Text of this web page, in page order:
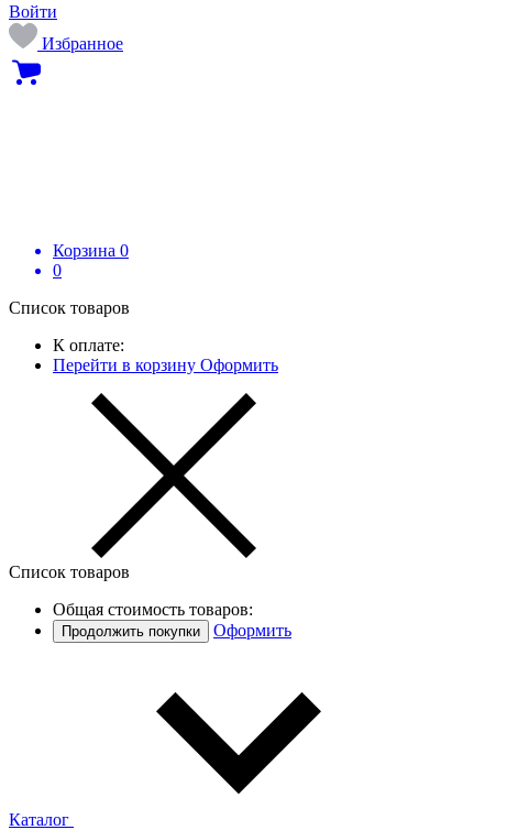
Войти
Избранное
Корзина 0
0
Список товаров
К оплате:
Перейти в корзину Оформить
Список товаров
Общая стоимость товаров:
Продолжить покупки Оформить
Каталог